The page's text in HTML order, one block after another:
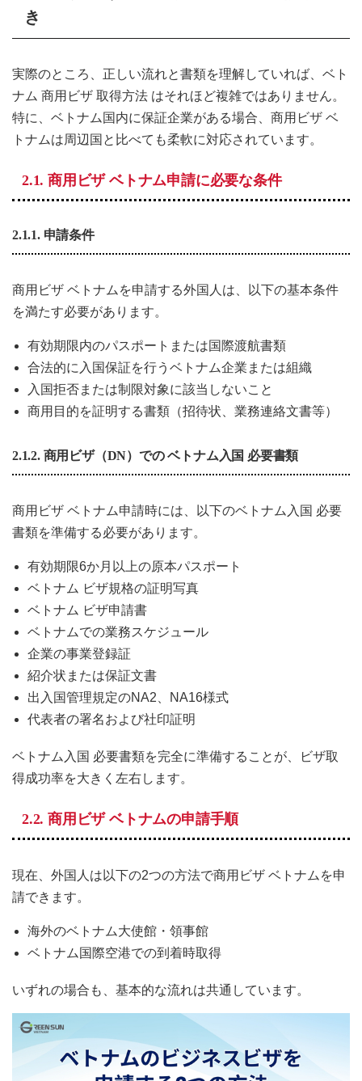
き
実際のところ、正しい流れと書類を理解していれば、ベト
ナム 商用ビザ 取得方法 はそれほど複雑ではありません。
特に、ベトナム国内に保証企業がある場合、商用ビザ ベ
トナムは周辺国と比べても柔軟に対応されています。
2.1. 商用ビザ ベトナム申請に必要な条件
2.1.1. 申請条件
商用ビザ ベトナムを申請する外国人は、以下の基本条件
を満たす必要があります。
有効期限内のパスポートまたは国際渡航書類
合法的に入国保証を行うベトナム企業または組織
入国拒否または制限対象に該当しないこと
商用目的を証明する書類（招待状、業務連絡文書等）
2.1.2. 商用ビザ（DN）での ベトナム入国 必要書類
商用ビザ ベトナム申請時には、以下のベトナム入国 必要
書類を準備する必要があります。
有効期限6か月以上の原本パスポート
ベトナム ビザ規格の証明写真
ベトナム ビザ申請書
ベトナムでの業務スケジュール
企業の事業登録証
紹介状または保証文書
出入国管理規定のNA2、NA16様式
代表者の署名および社印証明
ベトナム入国 必要書類を完全に準備することが、ビザ取
得成功率を大きく左右します。
2.2. 商用ビザ ベトナムの申請手順
現在、外国人は以下の2つの方法で商用ビザ ベトナムを申
請できます。
海外のベトナム大使館・領事館
ベトナム国際空港での到着時取得
いずれの場合も、基本的な流れは共通しています。